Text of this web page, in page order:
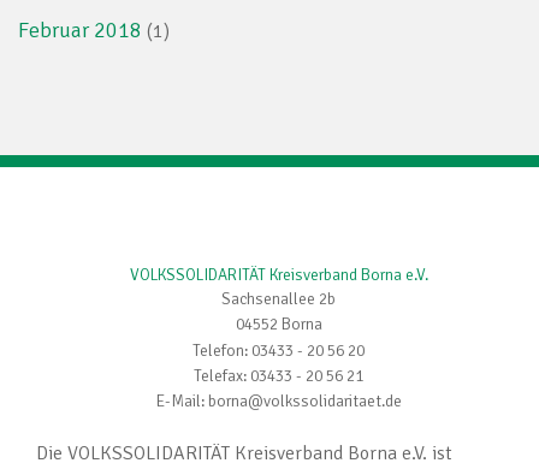
Februar 2018 (1)
VOLKSSOLIDARITÄT Kreisverband Borna e.V.
Sachsenallee 2b
04552 Borna
Telefon: 03433 - 20 56 20
Telefax: 03433 - 20 56 21
E-Mail: borna@volkssolidaritaet.de
Die VOLKSSOLIDARITÄT Kreisverband Borna e.V. ist